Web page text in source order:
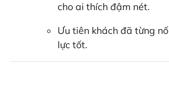
cho ai thích đậm nét.
Ưu tiên khách đã từng
lực tốt.